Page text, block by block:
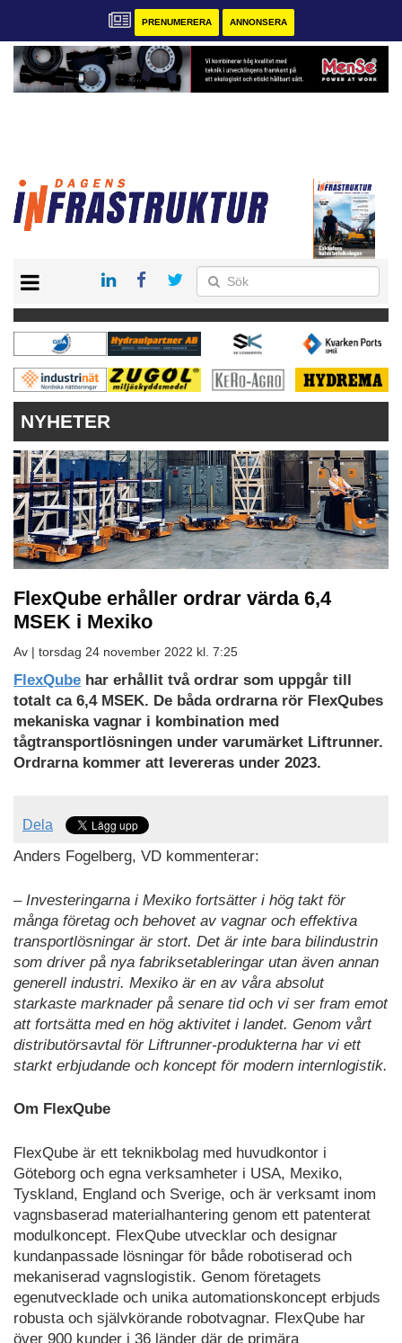
PRENUMERERA ANNONSERA
KONTAKT
VÅRA ANDRA MAGASIN
PRENUMERERA
ANNONSERA
NYHETER
FlexQube erhåller ordrar värda 6,4
MSEK i Mexiko
Av | torsdag 24 november 2022 kl. 7:25
FlexQube har erhållit två ordrar som uppgår till
totalt ca 6,4 MSEK. De båda ordrarna rör FlexQubes
mekaniska vagnar i kombination med
tågtransportlösningen under varumärket Liftrunner.
Ordrarna kommer att levereras under 2023.
Dela
Anders Fogelberg, VD kommenterar:
– Investeringarna i Mexiko fortsätter i hög takt för
många företag och behovet av vagnar och effektiva
transportlösningar är stort. Det är inte bara bilindustrin
som driver på nya fabriksetableringar utan även annan
generell industri. Mexiko är en av våra absolut
starkaste marknader på senare tid och vi ser fram emot
att fortsätta med en hög aktivitet i landet. Genom vårt
distributörsavtal för Liftrunner-produkterna har vi ett
starkt erbjudande och koncept för modern internlogistik.
Om FlexQube
FlexQube är ett teknikbolag med huvudkontor i
Göteborg och egna verksamheter i USA, Mexiko,
Tyskland, England och Sverige, och är verksamt inom
vagnsbaserad materialhantering genom ett patenterat
modulkoncept. FlexQube utvecklar och designar
kundanpassade lösningar för både robotiserad och
mekaniserad vagnslogistik. Genom företagets
egenutvecklade och unika automationskoncept erbjuds
robusta och självkörande robotvagnar. FlexQube har
över 900 kunder i 36 länder där de primära